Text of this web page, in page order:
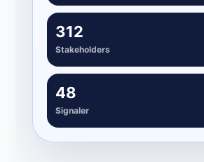
312
Stakeholders
48
Signaler